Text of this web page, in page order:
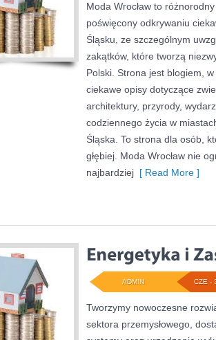
Moda Wrocław to
poświęcony odkrywaniu
Śląsku, ze szczególnym
zakątków, które tworzą
Polski. Strona jest blogiem,
ciekawe opisy dotyczące
architektury, przyrody,
codziennego życia w
Śląska. To strona dla osób,
głębiej. Moda Wrocław nie
najbardziej [ Read More ]
CZE -
ADMIN
Tworzymy nowoczesne
sektora przemysłowego,